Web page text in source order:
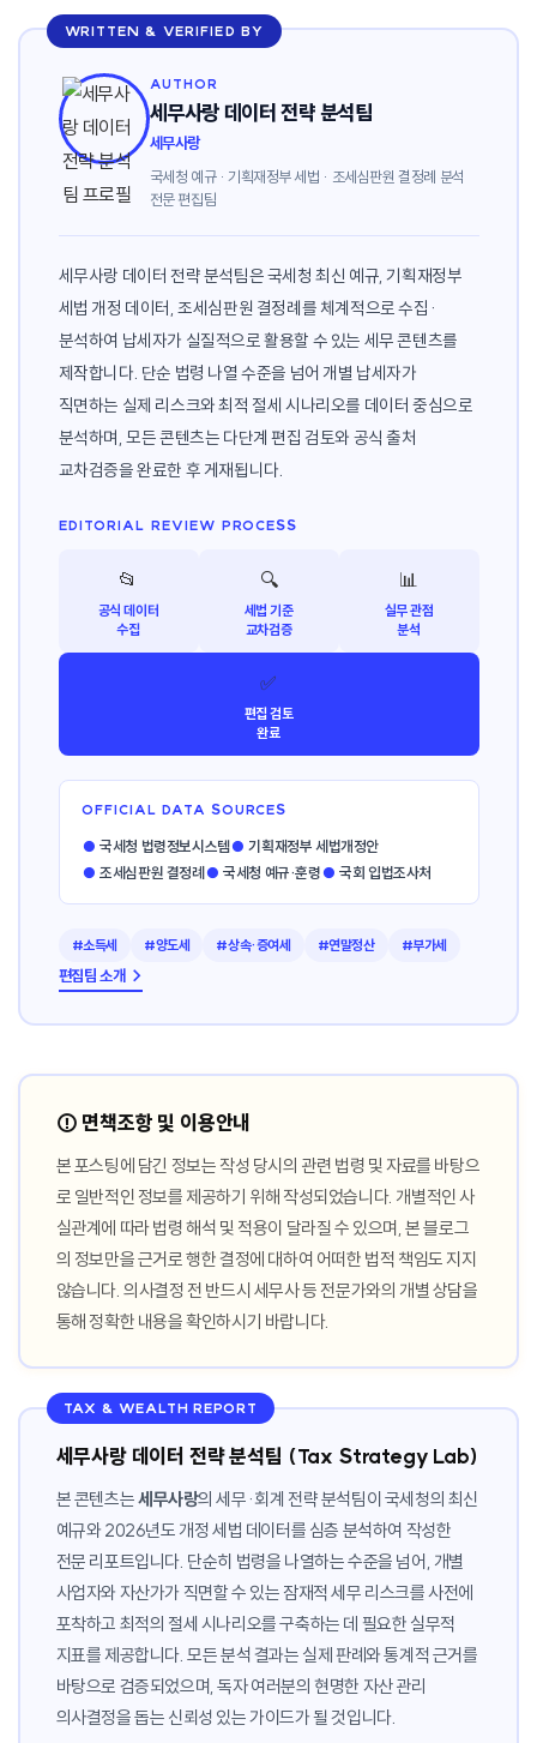
WRITTEN & VERIFIED BY
AUTHOR
세무사랑 데이터 전략 분석팀
세무사랑
국세청 예규 · 기획재정부 세법 · 조세심판원 결정례 분석
전문 편집팀
세무사랑 데이터 전략 분석팀은 국세청 최신 예규, 기획재정부
세법 개정 데이터, 조세심판원 결정례를 체계적으로 수집·
분석하여 납세자가 실질적으로 활용할 수 있는 세무 콘텐츠를
제작합니다. 단순 법령 나열 수준을 넘어 개별 납세자가
직면하는 실제 리스크와 최적 절세 시나리오를 데이터 중심으로
분석하며, 모든 콘텐츠는 다단계 편집 검토와 공식 출처
교차검증을 완료한 후 게재됩니다.
EDITORIAL REVIEW PROCESS
📂
공식 데이터
수집
🔍
세법 기준
교차검증
📊
실무 관점
분석
✅
편집 검토
완료
OFFICIAL DATA SOURCES
● 국세청 법령정보시스템● 기획재정부 세법개정안
● 조세심판원 결정례 ● 국세청 예규·훈령● 국회 입법조사처
#소득세 #양도세 #상속·증여세 #연말정산 #부가세
편집팀 소개 →
⚠️ 면책조항 및 이용안내
본 포스팅에 담긴 정보는 작성 당시의 관련 법령 및 자료를 바탕으
로 일반적인 정보를 제공하기 위해 작성되었습니다. 개별적인 사
실관계에 따라 법령 해석 및 적용이 달라질 수 있으며, 본 블로그
의 정보만을 근거로 행한 결정에 대하여 어떠한 법적 책임도 지지
않습니다. 의사결정 전 반드시 세무사 등 전문가와의 개별 상담을
통해 정확한 내용을 확인하시기 바랍니다.
TAX & WEALTH REPORT
세무사랑 데이터 전략 분석팀 (Tax Strategy Lab)
본 콘텐츠는세무사랑의 세무·회계 전략 분석팀이 국세청의 최신
예규와 2026년도 개정 세법 데이터를 심층 분석하여 작성한
전문 리포트입니다. 단순히 법령을 나열하는 수준을 넘어, 개별
사업자와 자산가가 직면할 수 있는 잠재적 세무 리스크를 사전에
포착하고 최적의 절세 시나리오를 구축하는 데 필요한 실무적
지표를 제공합니다. 모든 분석 결과는 실제 판례와 통계적 근거를
바탕으로 검증되었으며, 독자 여러분의 현명한 자산 관리
의사결정을 돕는 신뢰성 있는 가이드가 될 것입니다.